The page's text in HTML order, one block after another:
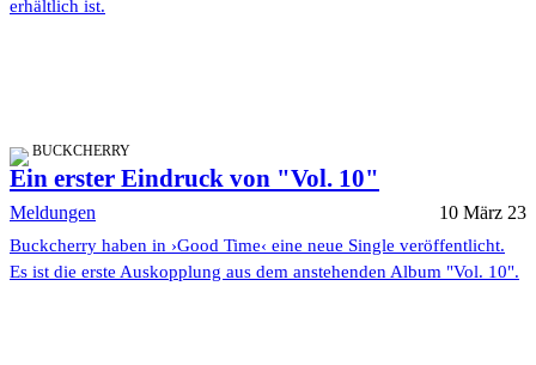
erhältlich ist.
BUCKCHERRY
Ein erster Eindruck von "Vol. 10"
Meldungen 10 März 23
Buckcherry haben in ›Good Time‹ eine neue Single veröffentlicht.
Es ist die erste Auskopplung aus dem anstehenden Album "Vol. 10".